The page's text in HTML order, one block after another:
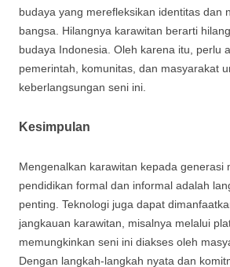
budaya yang merefleksikan identitas dan
bangsa. Hilangnya karawitan berarti
budaya Indonesia. Oleh karena itu, perlu
pemerintah, komunitas, dan masyarakat
keberlangsungan seni ini.
Kesimpulan
Mengenalkan karawitan kepada generasi
pendidikan formal dan informal adalah
penting. Teknologi juga dapat
jangkauan karawitan, misalnya melalui
memungkinkan seni ini diakses oleh
Dengan langkah-langkah nyata dan